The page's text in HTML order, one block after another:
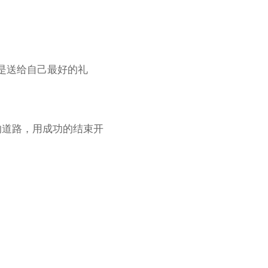
送给自己最好的礼
路，用成功的结束开